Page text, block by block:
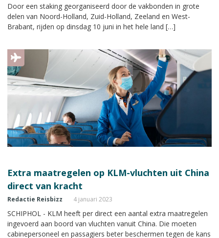
Door een staking georganiseerd door de vakbonden in grote
delen van Noord-Holland, Zuid-Holland, Zeeland en West-
Brabant, rijden op dinsdag 10 juni in het hele land […]
Extra maatregelen op KLM-vluchten uit China
direct van kracht
Redactie Reisbizz 4 januari 2023
SCHIPHOL - KLM heeft per direct een aantal extra maatregelen
ingevoerd aan boord van vluchten vanuit China. Die moeten
cabinepersoneel en passagiers beter beschermen tegen de kans